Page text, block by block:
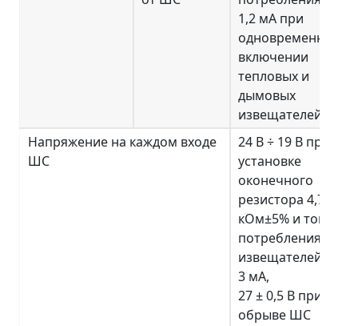
1,2 мА при
одновременном
включении
тепловых и
дымовых
извещателей)
Напряжение на каждом входе
ШС
24 В ÷ 19 В при
установке
оконечного
резистора 4,7
кОм±5% и токе
потребления
извещателей 0 ÷
3 мА,
27 ± 0,5 В при
обрыве ШС